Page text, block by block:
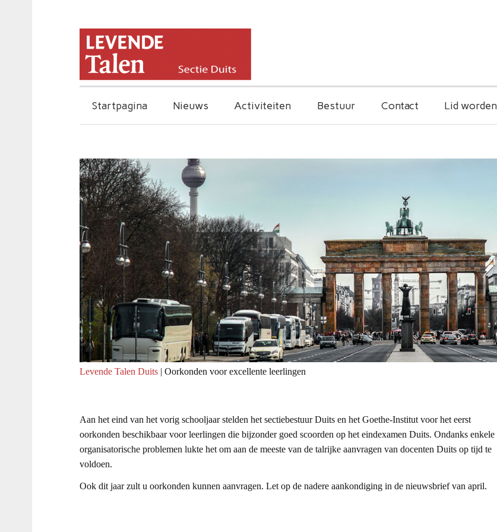
Startpagina Nieuws Activiteiten Bestuur Contact Lid worden
Levende Talen Duits| Oorkonden voor excellente leerlingen
Aan het eind van het vorig schooljaar stelden het sectiebestuur Duits en het Goethe-Institut voor het eerst
oorkonden beschikbaar voor leerlingen die bijzonder goed scoorden op het eindexamen Duits. Ondanks enkele
organisatorische problemen lukte het om aan de meeste van de talrijke aanvragen van docenten Duits op tijd te
voldoen.
Ook dit jaar zult u oorkonden kunnen aanvragen. Let op de nadere aankondiging in de nieuwsbrief van april.